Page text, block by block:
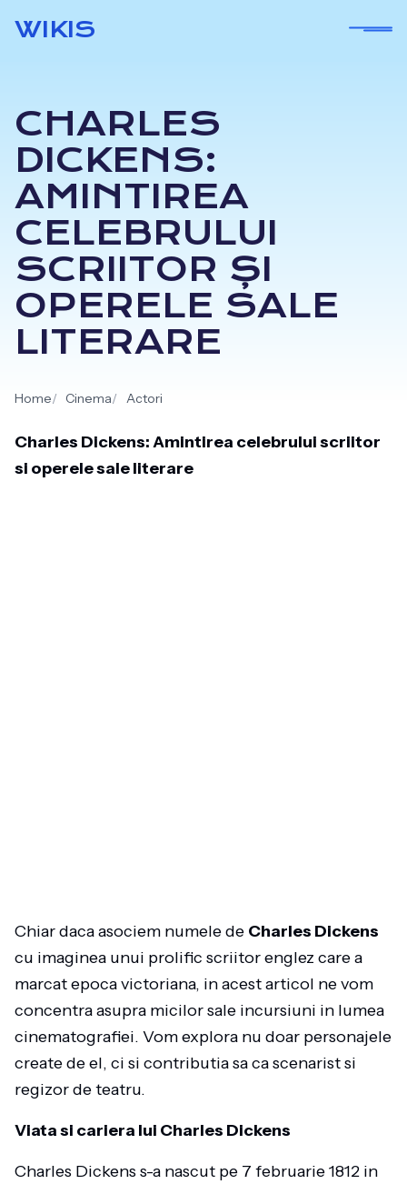
WIKIS
CHARLES
DICKENS:
AMINTIREA
CELEBRULUI
SCRIITOR ȘI
OPERELE SALE
LITERARE
Home Cinema Actori
Charles Dickens: Amintirea celebrului scriitor
si operele sale literare
Chiar daca asociem numele de Charles Dickens
cu imaginea unui prolific scriitor englez care a
marcat epoca victoriana, in acest articol ne vom
concentra asupra micilor sale incursiuni in lumea
cinematografiei. Vom explora nu doar personajele
create de el, ci si contributia sa ca scenarist si
regizor de teatru.
Viata si cariera lui Charles Dickens
Charles Dickens s-a nascut pe 7 februarie 1812 in